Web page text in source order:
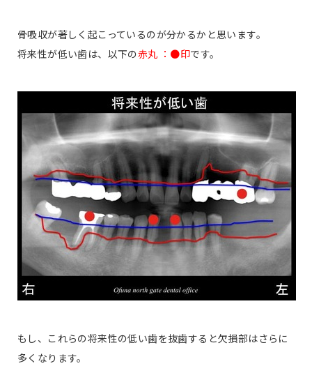
骨吸収が著しく起こっているのが分かるかと思います。
将来性が低い歯は、以下の赤丸 ：●印です。
もし、これらの将来性の低い歯を抜歯すると欠損部はさらに
多くなります。